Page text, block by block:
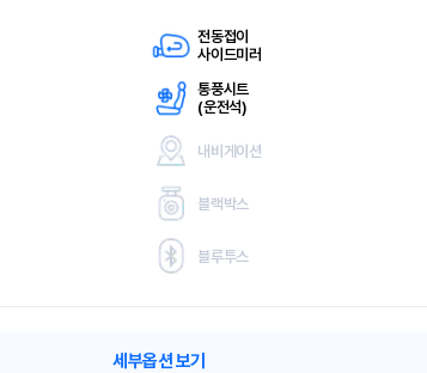
전동접이
사이드미러
통풍시트
(운전석)
내비게이션
블랙박스
블루투스
세부옵션 보기